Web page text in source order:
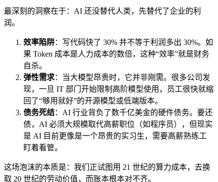
最深刻的洞察在于：AI 还没替代人类，先替代了企业的利
润。
效率陷阱：写代码快了 30% 并不等于利润多出 30%。如
果 Token 成本是人力成本的数倍，这种“效率”就是财务
自杀。
弹性需求：当大模型昂贵时，它并非刚需。很多公司发
现，一旦 IT 部门开始限制高阶模型使用，员工很快就缩
回了“够用就好”的开源模型或低端版本。
债务死结：AI 行业背负了数千亿美金的硬件债务。要还
债，AI 必须大规模取代高薪职位（如程序员），但现实
是 AI 目前更像是一个昂贵的实习生，需要高薪熟练工
盯着看管。
这场泡沫的本质是：我们正试图用 21 世纪的算力成本，去换
取 20 世纪的劳动价值，而账本根本对不齐。